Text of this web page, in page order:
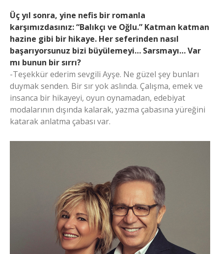
Üç yıl sonra, yine nefis bir romanla
karşımızdasınız: “Balıkçı ve Oğlu.” Katman katman
hazine gibi bir hikaye. Her seferinden nasıl
başarıyorsunuz bizi büyülemeyi… Sarsmayı… Var
mı bunun bir sırrı?
-Teşekkür ederim sevgili Ayşe. Ne güzel şey bunları
duymak senden. Bir sır yok aslında. Çalışma, emek ve
insanca bir hikayeyi, oyun oynamadan, edebiyat
modalarının dışında kalarak, yazma çabasına yüreğini
katarak anlatma çabası var.